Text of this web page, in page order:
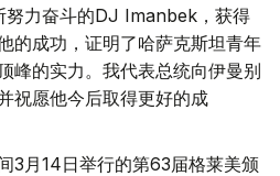
努力奋斗的DJ Imanbek，获得
的成功，证明了哈萨克斯坦青年
峰的实力。我代表总统向伊曼别
祝愿他今后取得更好的成
3月14日举行的第63届格莱美颁